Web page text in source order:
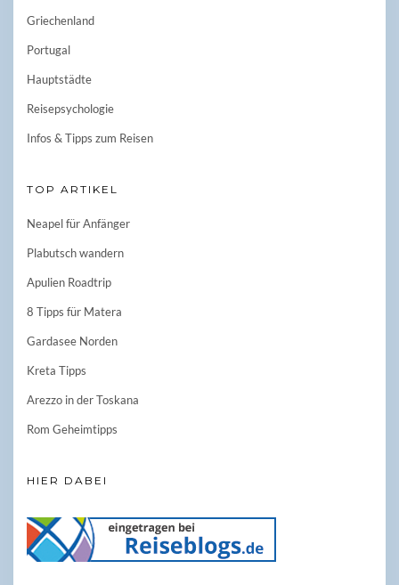
Griechenland
Portugal
Hauptstädte
Reisepsychologie
Infos & Tipps zum Reisen
TOP ARTIKEL
Neapel für Anfänger
Plabutsch wandern
Apulien Roadtrip
8 Tipps für Matera
Gardasee Norden
Kreta Tipps
Arezzo in der Toskana
Rom Geheimtipps
HIER DABEI